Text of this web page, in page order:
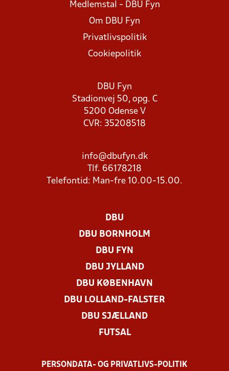
Medlemstal - DBU Fyn
Om DBU Fyn
Privatlivspolitik
Cookiepolitik
DBU Fyn
Stadionvej 50, opg. C
5200 Odense V
CVR: 35208518
info@dbufyn.dk
Tlf. 66178218
Telefontid: Man-fre 10.00-15.00.
DBU
DBU BORNHOLM
DBU FYN
DBU JYLLAND
DBU KØBENHAVN
DBU LOLLAND-FALSTER
DBU SJÆLLAND
FUTSAL
PERSONDATA- OG PRIVATLIVS-POLITIK